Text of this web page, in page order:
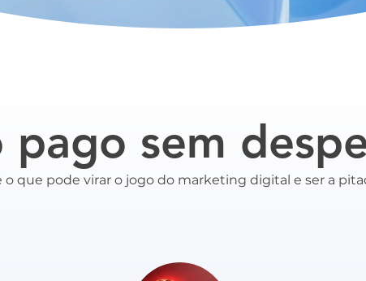
sem
o que pode virar o jogo do marketing digital e ser a